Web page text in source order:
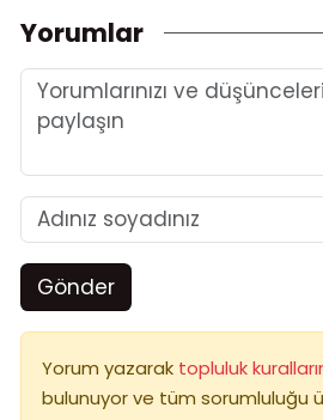
Yorumlar
Gönder
Yorum yazarak topluluk
bulunuyor ve tüm sorumluluğu